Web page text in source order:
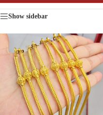
Show sidebar